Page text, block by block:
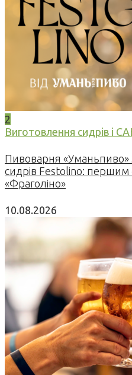
2
Виготовлення сидрів і
Пивоварня «Уманьпиво»
сидрів Festolino: першим
«Фраголіно»
10.08.2026